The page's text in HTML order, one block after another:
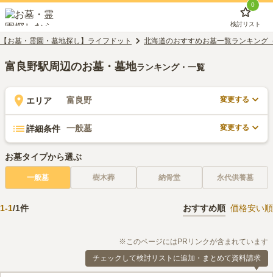
0
検討リスト
【お墓・霊園・墓地探し】ライフドット 北海道のおすすめお墓一覧ランキング
富良野駅周辺のお墓・墓地ランキング・一覧
エリア 富良野 変更する
詳細条件 一般墓 変更する
お墓タイプから選ぶ
一般墓 樹木葬 納骨堂 永代供養墓
1-1/1件 おすすめ順 価格安い順
※このページにはPRリンクが含まれています
チェックして検討リストに追加・まとめて資料請求